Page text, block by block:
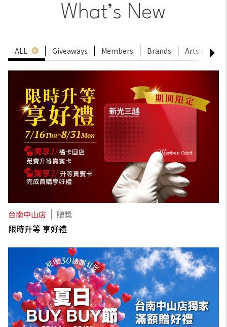
What’s New
ALL Giveaways Members Brands Arts &
台南中山店 贈獎
限時升等 享好禮